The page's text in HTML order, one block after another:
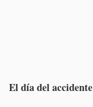
El día del accidente